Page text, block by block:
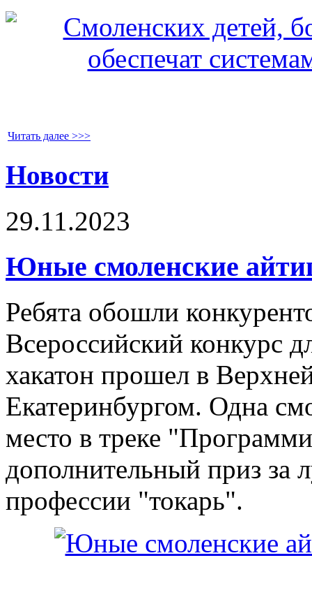
Читать далее >>>
Новости
29.11.2023
Юные смоленские
Ребята обошли
Всероссийский конкурс
хакатон прошел в
Екатеринбургом. Одна
место в треке
дополнительный приз за
профессии "токарь".